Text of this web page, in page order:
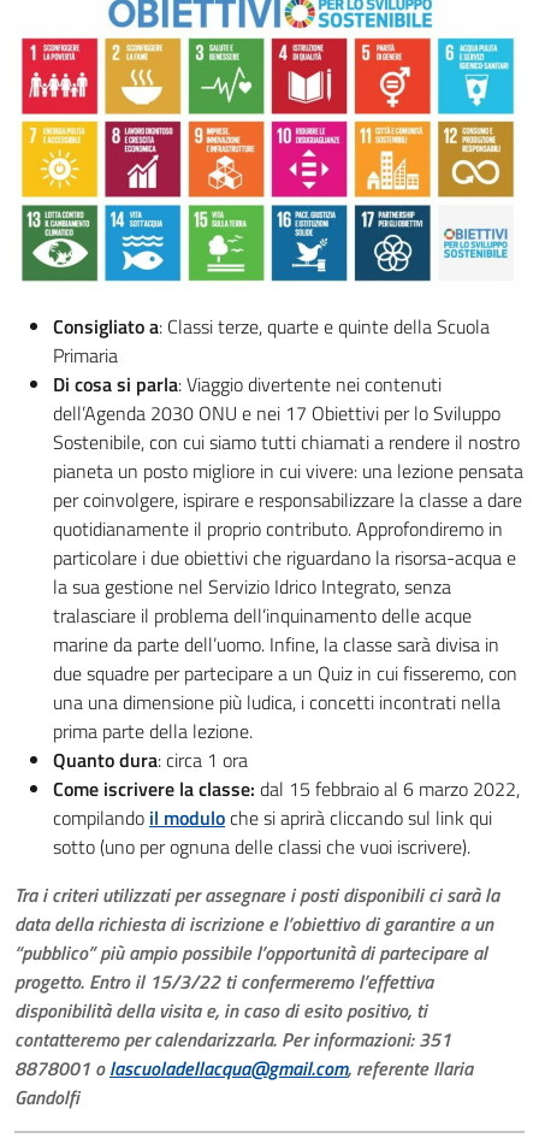
Consigliato a: Classi terze, quarte e quinte della Scuola
Primaria
Di cosa si parla: Viaggio divertente nei contenuti
dell’Agenda 2030 ONU e nei 17 Obiettivi per lo Sviluppo
Sostenibile, con cui siamo tutti chiamati a rendere il nostro
pianeta un posto migliore in cui vivere: una lezione pensata
per coinvolgere, ispirare e responsabilizzare la classe a dare
quotidianamente il proprio contributo. Approfondiremo in
particolare i due obiettivi che riguardano la risorsa-acqua e
la sua gestione nel Servizio Idrico Integrato, senza
tralasciare il problema dell’inquinamento delle acque
marine da parte dell’uomo. Infine, la classe sarà divisa in
due squadre per partecipare a un Quiz in cui fisseremo, con
una una dimensione più ludica, i concetti incontrati nella
prima parte della lezione.
Quanto dura: circa 1 ora
Come iscrivere la classe: dal 15 febbraio al 6 marzo 2022,
compilando il moduloche si aprirà cliccando sul link qui
sotto (uno per ognuna delle classi che vuoi iscrivere).
Tra i criteri utilizzati per assegnare i posti disponibili ci sarà la
data della richiesta di iscrizione e l’obiettivo di garantire a un
“pubblico” più ampio possibile l’opportunità di partecipare al
progetto. Entro il 15/3/22 ti confermeremo l’effettiva
disponibilità della visita e, in caso di esito positivo, ti
contatteremo per calendarizzarla. Per informazioni: 351
8878001 olascuoladellacqua@gmail.com, referente Ilaria
Gandolfi